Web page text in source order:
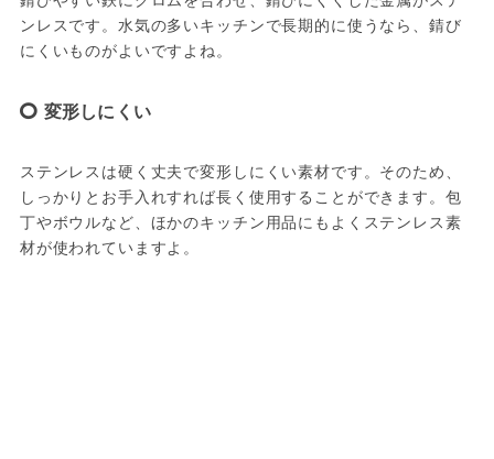
ンレスです。水気の多いキッチンで長期的に使うなら、錆び
にくいものがよいですよね。
変形しにくい
ステンレスは硬く丈夫で変形しにくい素材です。そのため、
しっかりとお手入れすれば長く使用することができます。包
丁やボウルなど、ほかのキッチン用品にもよくステンレス素
材が使われていますよ。